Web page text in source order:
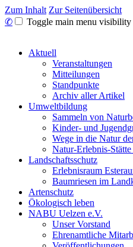
Zum Inhalt Zur Seitenübersicht
✆
Toggle main menu visibility
Aktuell
Veranstaltungen
Mitteilungen
Standpunkte
Archiv aller Artikel
Umweltbildung
Sammeln von
Kinder- und
Wege in die Natur
Natur-Erlebnis-
Landschaftsschutz
Erlebnisraum
Baumriesen im
Artenschutz
Ökologisch leben
NABU Uelzen e.V.
Unser Vorstand
Ehrenamtliche